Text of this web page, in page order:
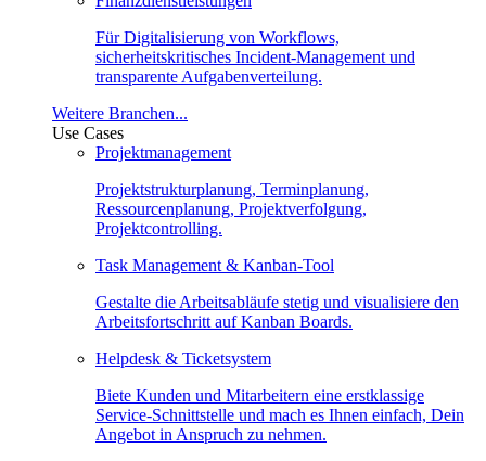
Für Digitalisierung von Workflows,
sicherheitskritisches Incident-Management und
transparente Aufgabenverteilung.
Weitere Branchen...
Use Cases
Projektmanagement
Projektstrukturplanung, Terminplanung,
Ressourcenplanung, Projektverfolgung,
Projektcontrolling.
Task Management & Kanban-Tool
Gestalte die Arbeitsabläufe stetig und visualisiere den
Arbeitsfortschritt auf Kanban Boards.
Helpdesk & Ticketsystem
Biete Kunden und Mitarbeitern eine erstklassige
Service-Schnittstelle und mach es Ihnen einfach, Dein
Angebot in Anspruch zu nehmen.